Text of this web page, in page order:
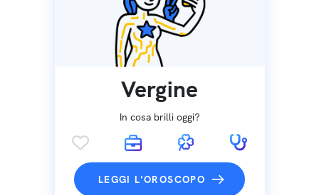
Vergine
In cosa brilli oggi?
LEGGI L'OROSCOPO